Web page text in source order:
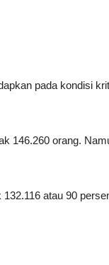
pada kondisi
146.260 orang.
atau 90